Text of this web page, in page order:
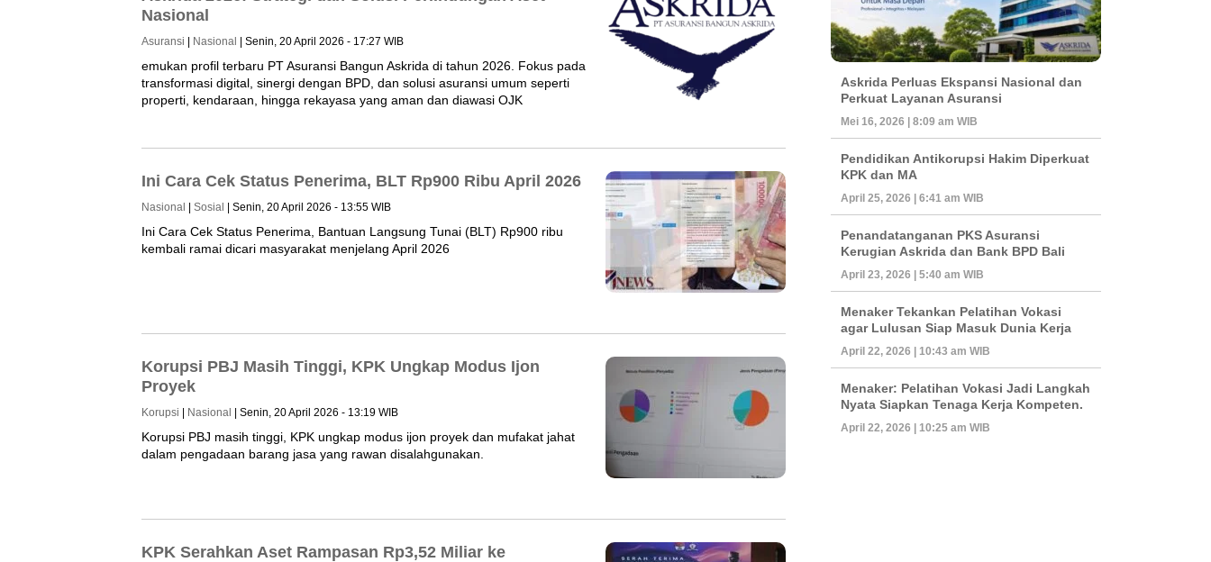
Nasional
Asuransi Nasional | Senin, 20 April 2026 - 17:27 WIB
emukan profil terbaru PT Asuransi Bangun Askrida di tahun 2026. Fokus pada
transformasi digital, sinergi dengan BPD, dan solusi asuransi umum seperti
properti, kendaraan, hingga rekayasa yang aman dan diawasi OJK
Ini Cara Cek Status Penerima, BLT Rp900 Ribu April 2026
Nasional Sosial | Senin, 20 April 2026 - 13:55 WIB
Ini Cara Cek Status Penerima, Bantuan Langsung Tunai (BLT) Rp900 ribu
kembali ramai dicari masyarakat menjelang April 2026
Korupsi PBJ Masih Tinggi, KPK Ungkap Modus Ijon
Proyek
Korupsi Nasional | Senin, 20 April 2026 - 13:19 WIB
Korupsi PBJ masih tinggi, KPK ungkap modus ijon proyek dan mufakat jahat
dalam pengadaan barang jasa yang rawan disalahgunakan.
KPK Serahkan Aset Rampasan Rp3,52 Miliar ke
Askrida Perluas Ekspansi Nasional dan
Perkuat Layanan Asuransi
Mei 16, 2026 | 8:09 am WIB
Pendidikan Antikorupsi Hakim Diperkuat
KPK dan MA
April 25, 2026 | 6:41 am WIB
Penandatanganan PKS Asuransi
Kerugian Askrida dan Bank BPD Bali
April 23, 2026 | 5:40 am WIB
Menaker Tekankan Pelatihan Vokasi
agar Lulusan Siap Masuk Dunia Kerja
April 22, 2026 | 10:43 am WIB
Menaker: Pelatihan Vokasi Jadi Langkah
Nyata Siapkan Tenaga Kerja Kompeten.
April 22, 2026 | 10:25 am WIB